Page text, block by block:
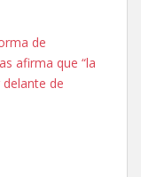
HOY
de
afirma que “la
de